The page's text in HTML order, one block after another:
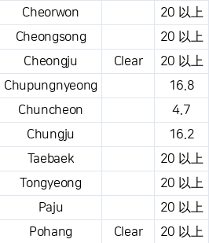
Cheorwon
20 以上
Cheongsong
20 以上
Cheongju
Clear 20 以上
Chupungnyeong
16.8
Chuncheon
4.7
Chungju
16.2
Taebaek
20 以上
Tongyeong
20 以上
Paju
20 以上
Pohang
Clear 20 以上